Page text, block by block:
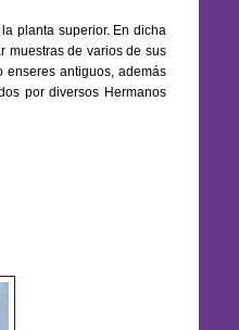
planta superior. En dicha
muestras de varios de sus
enseres antiguos, además
por diversos Hermanos